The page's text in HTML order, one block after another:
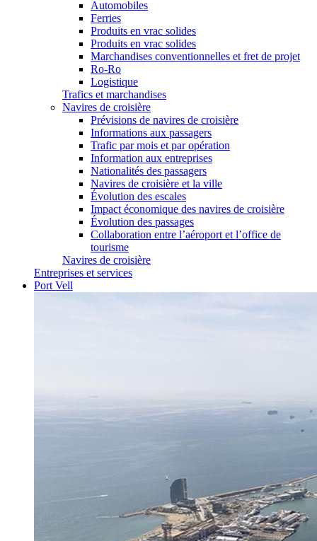
Automobiles
Ferries
Produits en vrac solides
Produits en vrac solides
Marchandises conventionnelles et fret de projet
Ro-Ro
Logistique
Trafics et marchandises
Navires de croisière
Prévisions de navires de croisière
Informations aux passagers
Trafic par mois et par opération
Information aux entreprises
Nationalités des passagers
Navires de croisière et la ville
Évolution des escales
Impact économique des navires de croisière
Évolution des passages
Collaboration entre l’aéroport et l’office de
tourisme
Navires de croisière
Entreprises et services
Port Vell